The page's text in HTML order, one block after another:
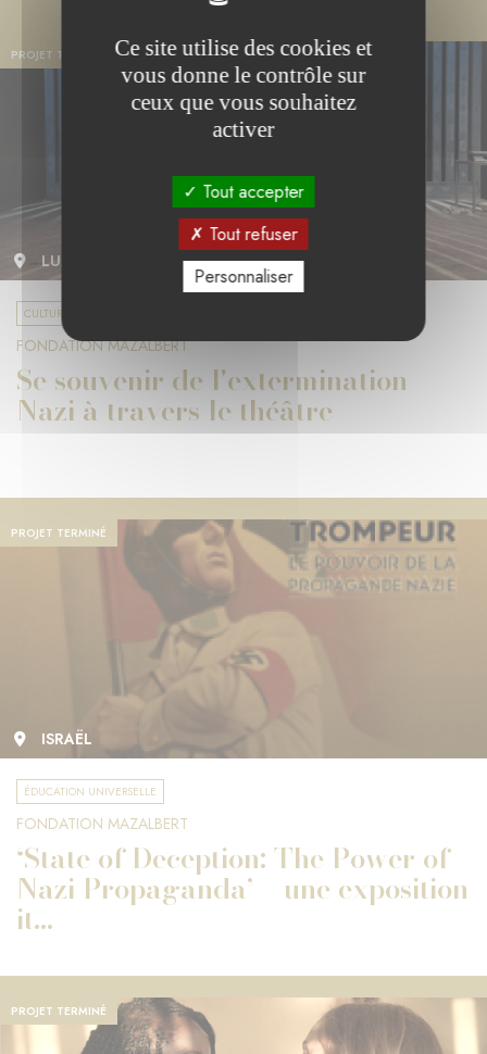
PROJET TERMINÉ
LUXEMBOURG
CULTURE ET DIVERSITÉ
FONDATION MAZALBERT
Se souvenir de l'extermination
Nazi à travers le théâtre
PROJET TERMINÉ
ISRAËL
ÉDUCATION UNIVERSELLE
FONDATION MAZALBERT
‘State of Deception: The Power of
Nazi Propaganda’ – une exposition
it...
PROJET TERMINÉ
Ce site utilise des cookies et
vous donne le contrôle sur
ceux que vous souhaitez
activer
Tout accepter
Tout refuser
Personnaliser